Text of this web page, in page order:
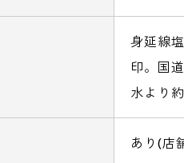
身延線
印。国
水より約
あり(店